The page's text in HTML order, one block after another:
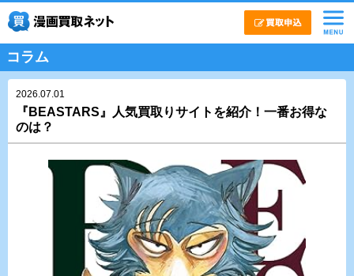
コラム
2026.07.01
『BEASTARS』人気買取りサイトを紹介！一番お得な
のは？